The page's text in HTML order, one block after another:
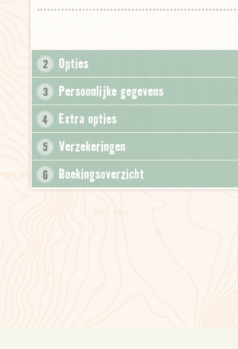
2 Opties
3 Persoonlijke gegevens
4 Extra opties
5 Verzekeringen
6 Boekingsoverzicht